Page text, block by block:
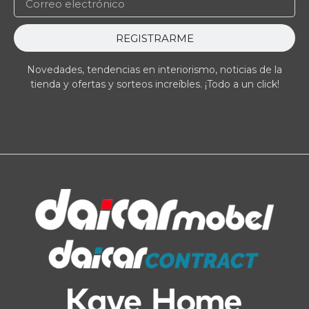
REGISTRARME
Novedades, tendencias en interiorismo, noticias de la
tienda y ofertas y sorteos increíbles. ¡Todo a un click!